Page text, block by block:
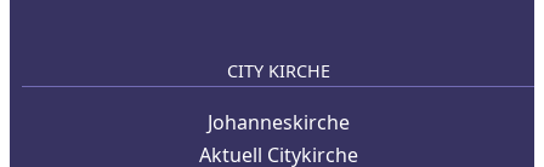
CITY KIRCHE
Johanneskirche
Aktuell Citykirche